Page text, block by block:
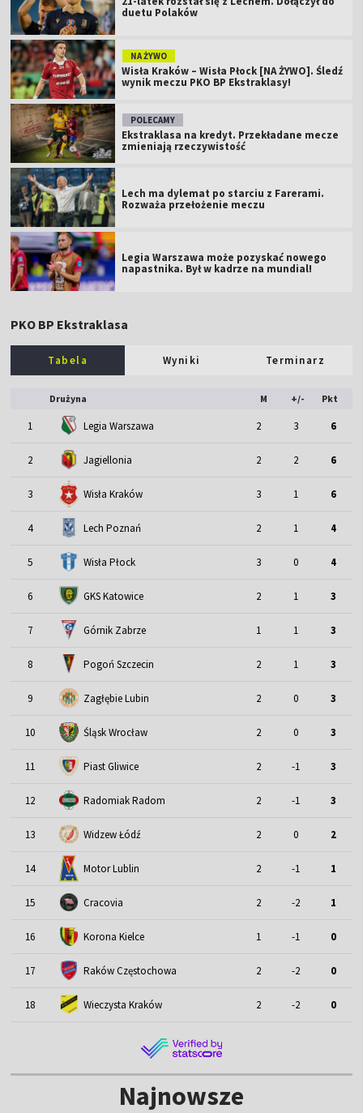
duetu Polaków
NA ŻYWO
Wisła Kraków – Wisła Płock [NA ŻYWO]. Śledź
wynik meczu PKO BP Ekstraklasy!
POLECAMY
Ekstraklasa na kredyt. Przekładane mecze
zmieniają rzeczywistość
Lech ma dylemat po starciu z Farerami.
Rozważa przełożenie meczu
Legia Warszawa może pozyskać nowego
napastnika. Był w kadrze na mundial!
PKO BP Ekstraklasa
Tabela Wyniki Terminarz
Drużyna M +/- Pkt
1 Legia Warszawa 2 3 6
2 Jagiellonia 2 2 6
3 Wisła Kraków 3 1 6
4 Lech Poznań 2 1 4
5 Wisła Płock 3 0 4
6 GKS Katowice 2 1 3
7 Górnik Zabrze 1 1 3
8 Pogoń Szczecin 2 1 3
9 Zagłębie Lubin 2 0 3
10 Śląsk Wrocław 2 0 3
11 Piast Gliwice 2 -1 3
12 Radomiak Radom 2 -1 3
13 Widzew Łódź 2 0 2
14 Motor Lublin 2 -1 1
15 Cracovia 2 -2 1
16 Korona Kielce 1 -1 0
17 Raków Częstochowa 2 -2 0
18 Wieczysta Kraków 2 -2 0
Najnowsze